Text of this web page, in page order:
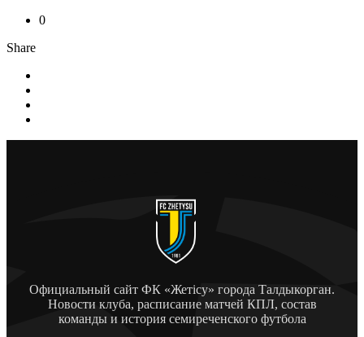
0
Share
Официальный сайт ФК «Жетісу» города Талдыкорган.
Новости клуба, расписание матчей КПЛ, состав
команды и история семиреченского футбола